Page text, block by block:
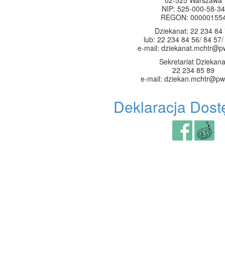
NIP: 525-000-58-34
REGON:
Dziekanat: 22 234 84
lub: 22 234 84 56/ 84
e-mail:
Sekretariat
22 234 85 89
e-mail:
Deklaracja